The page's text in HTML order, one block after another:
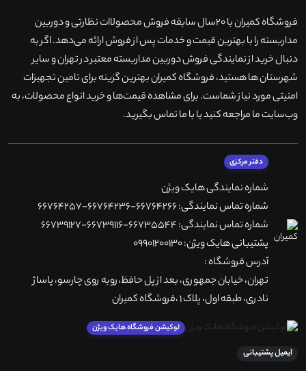
فروشگاه کمیران با ۲۰سال سابقه فروش محصولاات نظارتی و دوربین
مداربسته را با بهترین قیمت و خدمات پس از فروش ارائه می‌دهد. اگر به
دنبال خرید از نمایندگی فروش دوربین مداربسته معتبر در تهران و سایر
شهرستان ها هستید، فروشگاه کمیران بهترین گزینه برای تامین تجهیزات
امنیتی مورد نیاز شماست. برای مشاهده قیمت‌ها و خرید انواع محصولات، به
وب‌سایت ما مراجعه کنید یا با ما تماس بگیرید.
دفتر مرکزی
شماره نمایندگی هایک ویژن
شماره تماس نمایندگی: 66764266-66764236-66764257
شماره تماس نمایندگی: 66735544-66739116-66739127
پشتیبانی هایک ویژن: 09901200130
آدرس فروشگاه :
تهران، خيابان جمهوری، بعد از پل حافظ،روبه روی چارسو، پاساژ
نادری، طبقه اول، پلاک 1 ،فروشگاه کمیران
لوکیشن فروشگاه هایک ویژن
ایمیل پشتیبانی